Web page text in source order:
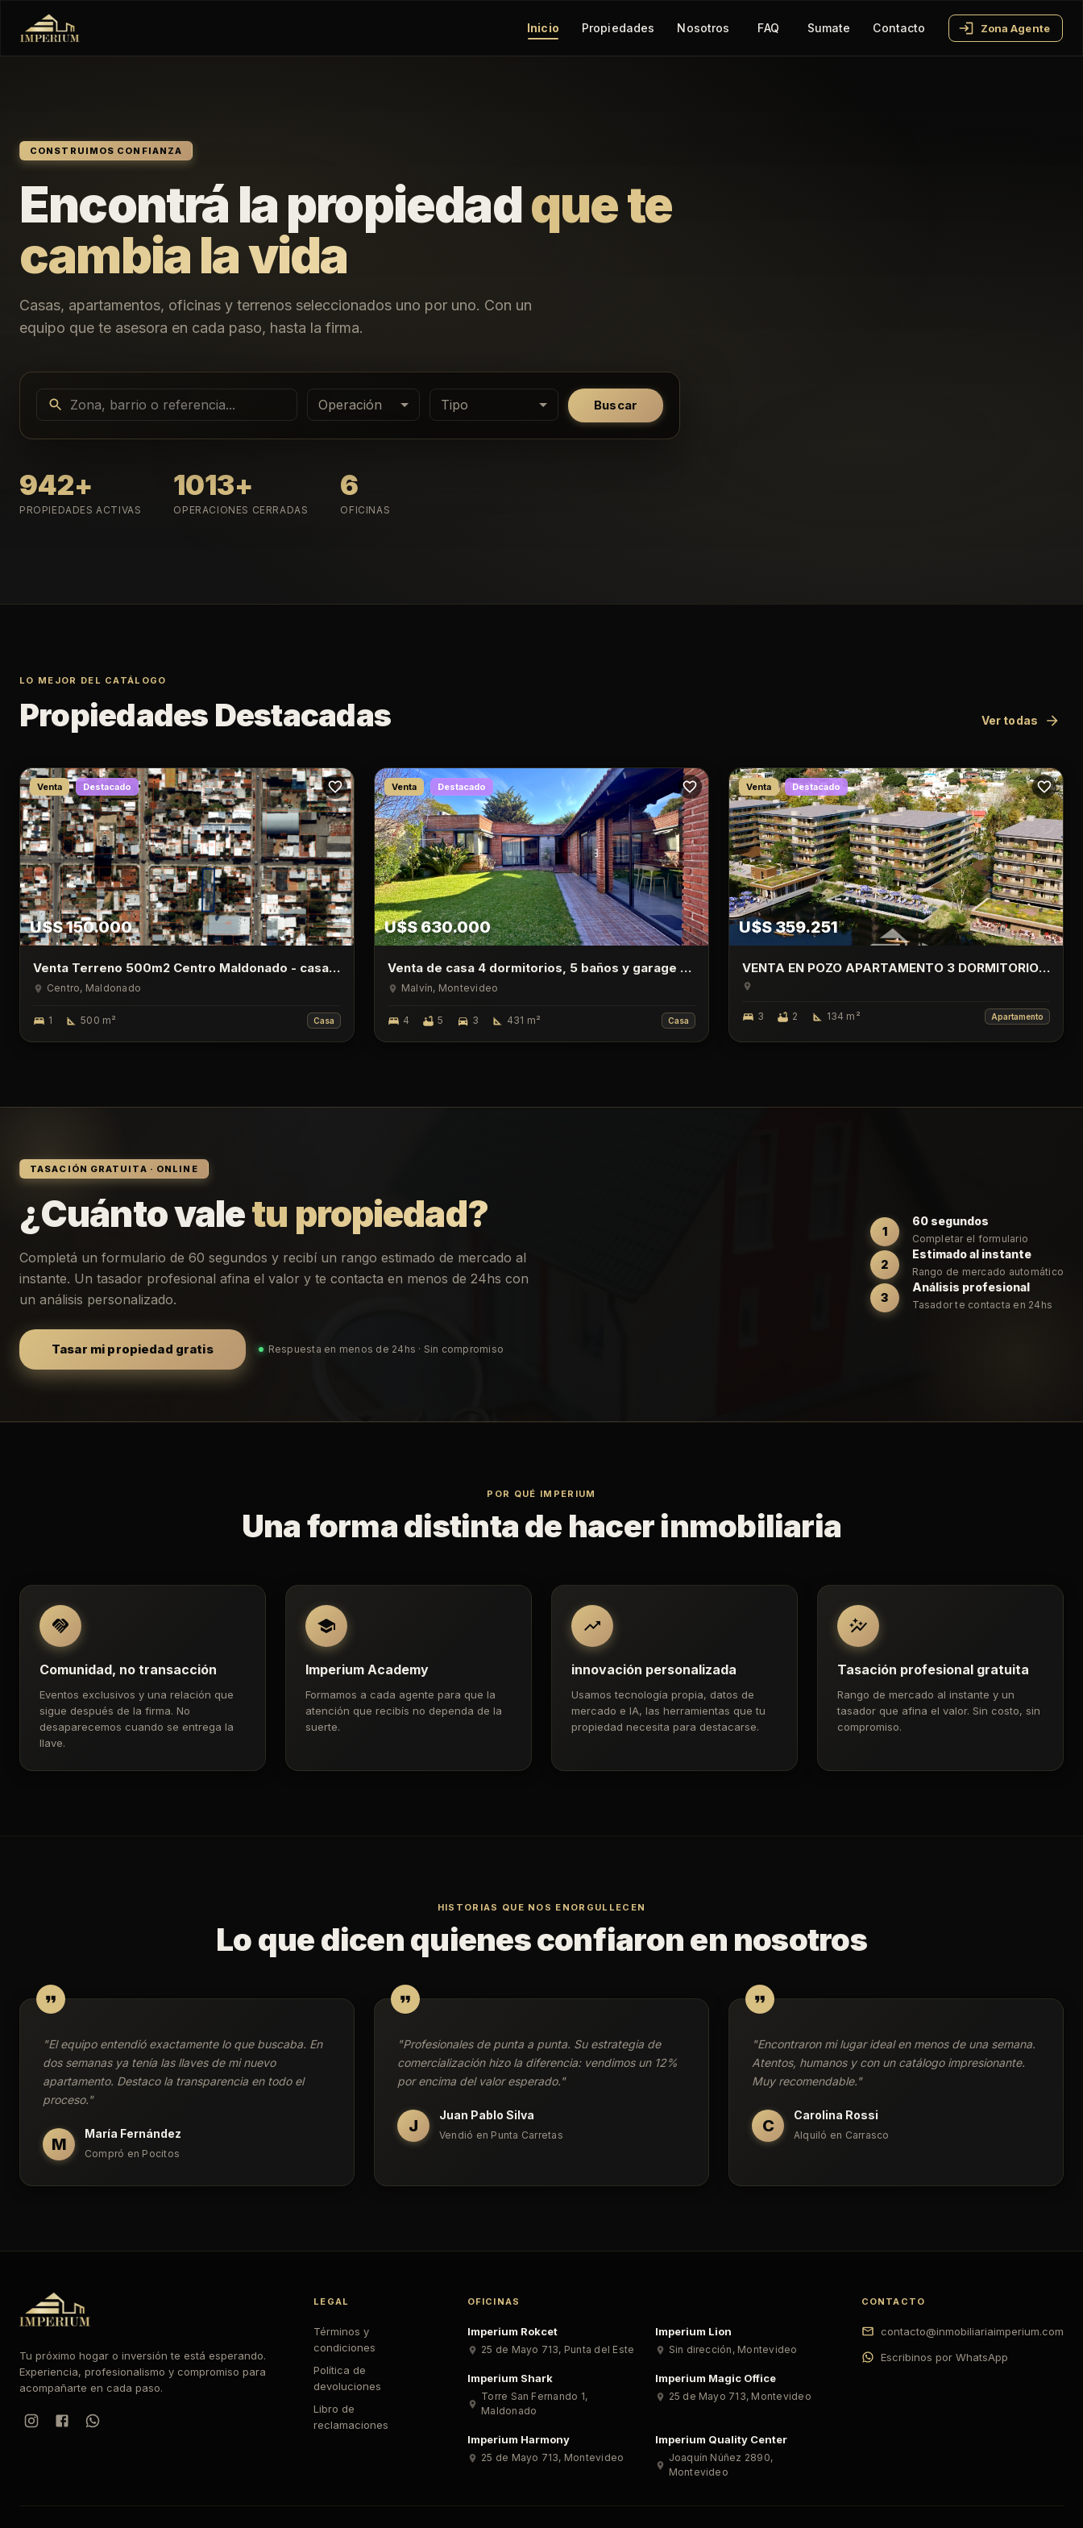
Inicio Propiedades Nosotros FAQ Sumate Contacto Zona Agente
CONSTRUIMOS CONFIANZA
Encontrá la propiedadque te
cambia la vida
Casas, apartamentos, oficinas y terrenos seleccionados uno por uno. Con un
equipo que te asesora en cada paso, hasta la firma.
Operación Tipo Buscar
942+
PROPIEDADES ACTIVAS
1013+
OPERACIONES CERRADAS
6
OFICINAS
LO MEJOR DEL CATÁLOGO
Propiedades Destacadas Ver todas
Venta Destacado
U$S 150.000
Venta Terreno 500m2 Centro Maldonado - casa
de 1 Dormitorio
Centro, Maldonado
1 500 m² Casa
Venta Destacado
U$S 630.000
Venta de casa 4 dormitorios, 5 baños y garage en
Malvin
Malvín, Montevideo
4 5 3 431 m² Casa
Venta Destacado
U$S 359.251
VENTA EN POZO APARTAMENTO 3 DORMITORIO
CON TERRAZA, LAGO CALCAGNO, CIUDAD DE LA
3 2 134 m² Apartamento
TASACIÓN GRATUITA · ONLINE
¿Cuánto valetu propiedad?
Completá un formulario de 60 segundos y recibí un rango estimado de mercado al
instante. Un tasador profesional afina el valor y te contacta en menos de 24hs con
un análisis personalizado.
Tasar mi propiedad gratis Respuesta en menos de 24hs · Sin compromiso
1
60 segundos
Completar el formulario
2
Estimado al instante
Rango de mercado automático
3
Análisis profesional
Tasador te contacta en 24hs
POR QUÉ IMPERIUM
Una forma distinta de hacer inmobiliaria
Comunidad, no transacción
Eventos exclusivos y una relación que
sigue después de la firma. No
desaparecemos cuando se entrega la
llave.
Imperium Academy
Formamos a cada agente para que la
atención que recibís no dependa de la
suerte.
innovación personalizada
Usamos tecnología propia, datos de
mercado e IA, las herramientas que tu
propiedad necesita para destacarse.
Tasación profesional gratuita
Rango de mercado al instante y un
tasador que afina el valor. Sin costo, sin
compromiso.
HISTORIAS QUE NOS ENORGULLECEN
Lo que dicen quienes confiaron en nosotros
"El equipo entendió exactamente lo que buscaba. En
dos semanas ya tenía las llaves de mi nuevo
apartamento. Destaco la transparencia en todo el
proceso."
M
María Fernández
Compró en Pocitos
"Profesionales de punta a punta. Su estrategia de
comercialización hizo la diferencia: vendimos un 12%
por encima del valor esperado."
J
Juan Pablo Silva
Vendió en Punta Carretas
"Encontraron mi lugar ideal en menos de una semana.
Atentos, humanos y con un catálogo impresionante.
Muy recomendable."
C
Carolina Rossi
Alquiló en Carrasco
Tu próximo hogar o inversión te está esperando.
Experiencia, profesionalismo y compromiso para
acompañarte en cada paso.
LEGAL
Términos y
condiciones
Política de
devoluciones
Libro de
reclamaciones
OFICINAS
Imperium Rokcet
25 de Mayo 713, Punta del Este
Imperium Lion
Sin dirección , Montevideo
Imperium Shark
Torre San Fernando 1,
Maldonado
Imperium Magic Office
25 de Mayo 713, Montevideo
Imperium Harmony
25 de Mayo 713, Montevideo
Imperium Quality Center
Joaquín Núñez 2890,
Montevideo
CONTACTO
contacto@inmobiliariaimperium.com
Escribinos por WhatsApp
✕